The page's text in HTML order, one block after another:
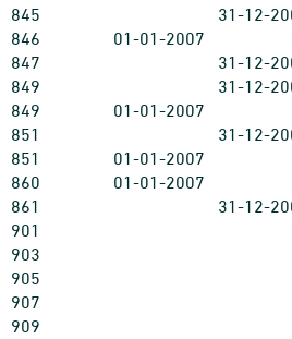
845
31-12-
846
01-01-2007
847
31-12-
849
31-12-
849
01-01-2007
851
31-12-
851
01-01-2007
860
01-01-2007
861
31-12-
901
903
905
907
909